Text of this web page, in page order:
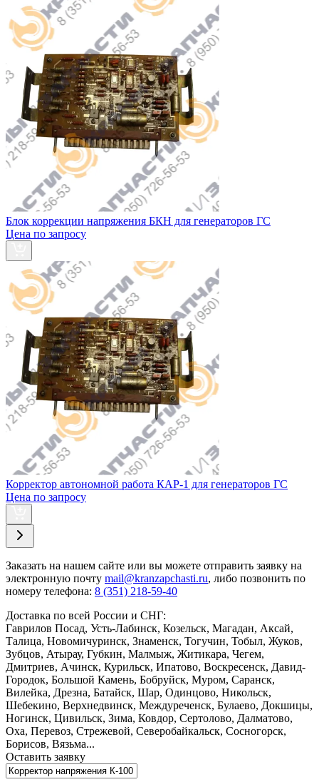
Блок коррекции напряжения БКН для генераторов ГС
Цена по запросу
Корректор автономной работа КАР-1 для генераторов ГС
Цена по запросу
Заказать на нашем сайте или вы можете отправить заявку на
электронную почту mail@kranzapchasti.ru, либо позвонить по
номеру телефона: 8 (351) 218-59-40
Доставка по всей России и СНГ:
Гаврилов Посад, Усть-Лабинск, Козельск, Магадан, Аксай,
Талица, Новомичуринск, Знаменск, Тогучин, Тобыл, Жуков,
Зубцов, Атырау, Губкин, Малмыж, Житикара, Чегем,
Дмитриев, Ачинск, Курильск, Ипатово, Воскресенск, Давид-
Городок, Большой Камень, Бобруйск, Муром, Саранск,
Вилейка, Дрезна, Батайск, Шар, Одинцово, Никольск,
Шебекино, Верхнедвинск, Междуреченск, Булаево, Докшицы,
Ногинск, Цивильск, Зима, Ковдор, Сертолово, Далматово,
Оха, Перевоз, Стрежевой, Северобайкальск, Сосногорск,
Борисов, Вязьма...
Оставить заявку